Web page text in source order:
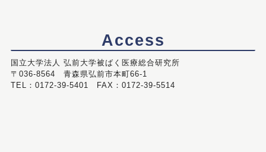
Access
国立大学法人 弘前大学被ばく医療総合研究所
〒036-8564 青森県弘前市本町66-1
TEL：0172-39-5401 FAX：0172-39-5514